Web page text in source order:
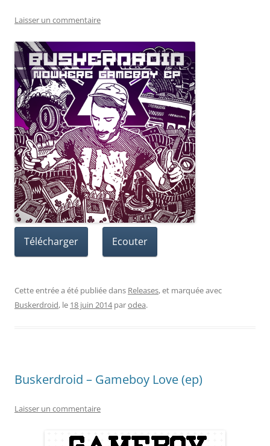
Laisser un commentaire
Télécharger Ecouter
Cette entrée a été publiée dans Releases, et marquée avec
Buskerdroid, le 18 juin 2014 parodea.
Buskerdroid – Gameboy Love (ep)
Laisser un commentaire